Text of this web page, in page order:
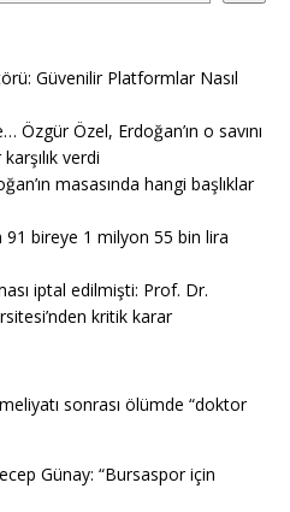
Güvenilir Platformlar Nasıl
Özel, Erdoğan’ın o savını
verdi
masasında hangi başlıklar
91 bireye 1 milyon 55 bin lira
iptal edilmişti: Prof. Dr.
kritik karar
sonrası ölümde “doktor
Günay: “Bursaspor için